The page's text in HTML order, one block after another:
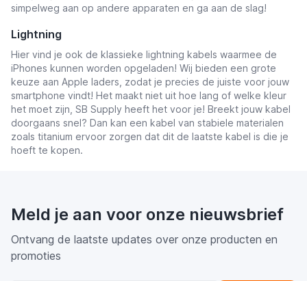
simpelweg aan op andere apparaten en ga aan de slag!
Lightning
Hier vind je ook de klassieke lightning kabels waarmee de
iPhones kunnen worden opgeladen! Wij bieden een grote
keuze aan Apple laders, zodat je precies de juiste voor jouw
smartphone vindt! Het maakt niet uit hoe lang of welke kleur
het moet zijn, SB Supply heeft het voor je! Breekt jouw kabel
doorgaans snel? Dan kan een kabel van stabiele materialen
zoals titanium ervoor zorgen dat dit de laatste kabel is die je
hoeft te kopen.
Meld je aan voor onze nieuwsbrief
Ontvang de laatste updates over onze producten en
promoties